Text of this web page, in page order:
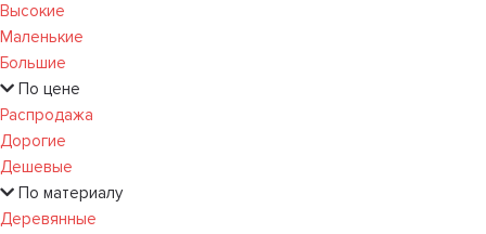
Высокие
Маленькие
Большие
По цене
Распродажа
Дорогие
Дешевые
По материалу
Деревянные